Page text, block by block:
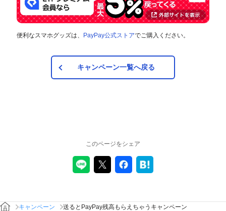
便利なスマホグッズは、 PayPay公式ストアでご購入ください。
キャンペーン一覧へ戻る
このページをシェア
キャンペーン 送るとPayPay残高もらえちゃうキャンペーン